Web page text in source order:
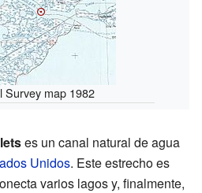
Survey map 1982
es un canal natural de agua
Unidos. Este estrecho es
varios lagos y, finalmente,